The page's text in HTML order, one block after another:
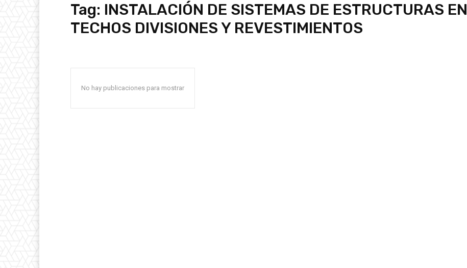
Tag: INSTALACIÓN DE SISTEMAS DE ESTRUCTURAS EN
TECHOS DIVISIONES Y REVESTIMIENTOS
No hay publicaciones para mostrar